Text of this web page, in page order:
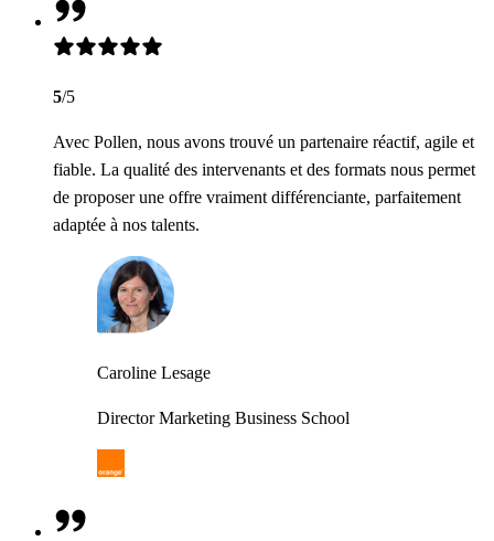
5/5
Avec Pollen, nous avons trouvé un partenaire réactif, agile et
fiable. La qualité des intervenants et des formats nous permet
de proposer une offre vraiment différenciante, parfaitement
adaptée à nos talents.
Caroline Lesage
Director Marketing Business School